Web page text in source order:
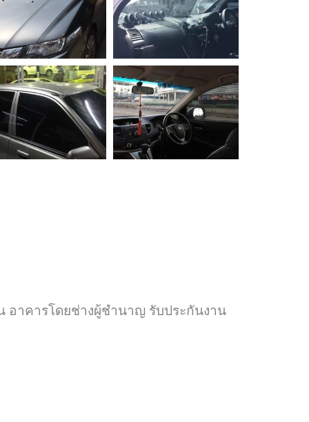
อาคารโดยช่างผู้ชำนาญ รับประกันงาน